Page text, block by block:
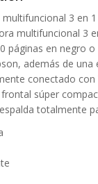
3 en
multifuncional 3
páginas en negro
además de
conectado con
súper
totalmente